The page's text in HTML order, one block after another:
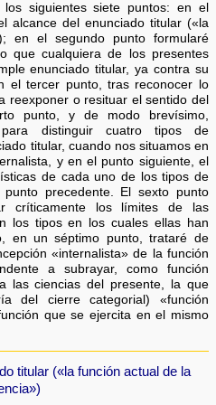
siguientes siete puntos: en el
alcance del enunciado titular («la
en el segundo punto formularé
que cualquiera de los presentes
enunciado titular, ya contra su
el tercer punto, tras reconocer lo
reexponer o resituar el sentido del
punto, y de modo brevísimo,
distinguir cuatro tipos de
titular, cuando nos situamos en
y en el punto siguiente, el
de cada uno de los tipos de
precedente. El sexto punto
críticamente los límites de las
los tipos en los cuales ellas han
en un séptimo punto, trataré de
«internalista» de la función
a subrayar, como función
las ciencias del presente, la que
del cierre categorial) «función
que se ejercita en el mismo
titular («la función actual de la